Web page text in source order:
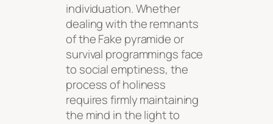
individuation. Whether
dealing with the remnants
of the Fake pyramide or
survival programmings face
to social emptiness, the
process of holiness
requires firmly maintaining
the mind in the light to